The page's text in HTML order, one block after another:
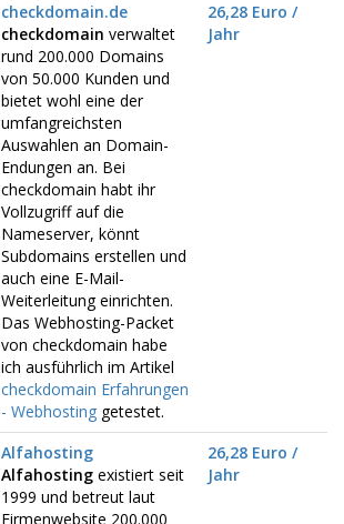
checkdomain.de
checkdomain verwaltet
rund 200.000 Domains
von 50.000 Kunden und
bietet wohl eine der
umfangreichsten
Auswahlen an Domain-
Endungen an. Bei
checkdomain habt ihr
Vollzugriff auf die
Nameserver, könnt
Subdomains erstellen und
auch eine E-Mail-
Weiterleitung einrichten.
Das Webhosting-Packet
von checkdomain habe
ich ausführlich im Artikel
checkdomain Erfahrungen
- Webhosting getestet.
26,28 Euro /
Jahr
Alfahosting
Alfahosting existiert seit
1999 und betreut laut
Firmenwebsite 200.000
26,28 Euro /
Jahr